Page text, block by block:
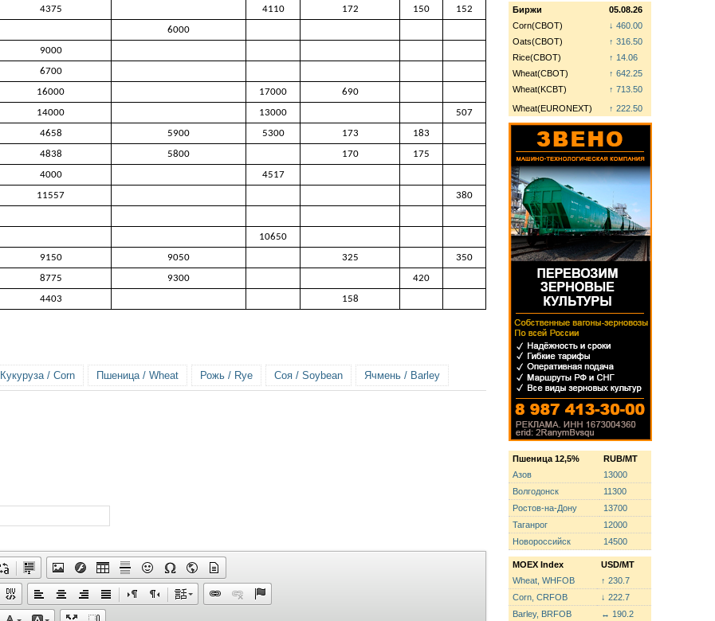
4375 4110 172 150
152
6000
9000
6700
16000 17000
690
14000 13000
507
4658 5900 5300 173
183
4838 5800 170
175
4000
4517
11557
380
10650
9150 9050 325
350
8775 9300
420
4403 158
Кукуруза / Corn Пшеница / Wheat Рожь / Rye Соя / Soybean Ячмень / Barley
Биржи
05.08.26
Corn(CBOT)
↓ 460.00
Oats(CBOT)
↑ 316.50
Rice(CBOT)
↑ 14.06
Wheat(CBOT)
↑ 642.25
Wheat(KCBT)
↑ 713.50
Wheat(EURONEXT)
↑ 222.50
Пшеница 12,5%
RUB/MT
Азов
13000
Волгодонск
11300
Ростов-на-Дону
13700
Таганрог
12000
Новороссийск
14500
MOEX Index
USD/MT
Wheat, WHFOB
↑ 230.7
Corn, CRFOB
↓ 222.7
Barley, BRFOB
↔ 190.2